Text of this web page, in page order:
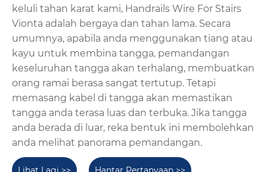
keluli tahan karat kami, Handrails Wire For Stairs
Vionta adalah bergaya dan tahan lama. Secara
umumnya, apabila anda menggunakan tiang atau
kayu untuk membina tangga, pemandangan
keseluruhan tangga akan terhalang, membuatkan
orang ramai berasa sangat tertutup. Tetapi
memasang kabel di tangga akan memastikan
tangga anda terasa luas dan terbuka. Jika tangga
anda berada di luar, reka bentuk ini membolehkan
anda melihat panorama pemandangan.